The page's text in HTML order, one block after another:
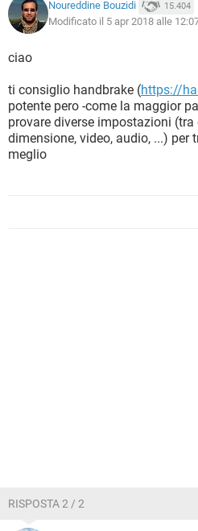
Noureddine Bouzidi 15.404
Modificato il 5 apr 2018 alle
ciao
ti consiglio handbrake (https://
potente pero -come la maggior
provare diverse impostazioni (tra
dimensione, video, audio, ...) per
meglio
RISPOSTA 2 / 2